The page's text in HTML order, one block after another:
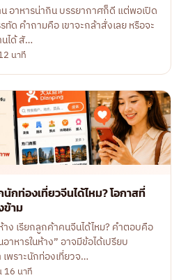
อาหารน่ากิน บรรยากาศก็ดี แต่พอเปิด
ด คำถามคือ เขาจะกล้าสั่งเลย หรือจะ
นได้ สั…
นาที
นักท่องเที่ยวจีนได้ไหม? โอกาสที่
ข้าม
าง เรียกลูกค้าคนจีนได้ไหม? คำตอบคือ
าหารในห้าง” อาจมีข้อได้เปรียบ
พราะนักท่องเที่ยวจ…
นาที